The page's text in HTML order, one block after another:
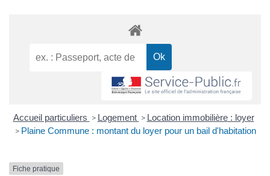
Accueil particuliers > Logement > Location immobilière : loyer
> Plaine Commune : montant du loyer pour un bail d'habitation
Fiche pratique